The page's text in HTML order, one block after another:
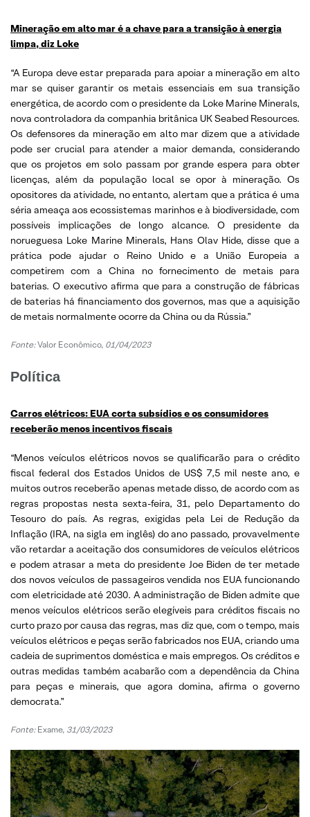
Mineração em alto mar é a chave para a transição à energia
limpa, diz Loke
“A Europa deve estar preparada para apoiar a mineração em alto
mar se quiser garantir os metais essenciais em sua transição
energética, de acordo com o presidente da Loke Marine Minerals,
nova controladora da companhia britânica UK Seabed Resources.
Os defensores da mineração em alto mar dizem que a atividade
pode ser crucial para atender a maior demanda, considerando
que os projetos em solo passam por grande espera para obter
licenças, além da população local se opor à mineração. Os
opositores da atividade, no entanto, alertam que a prática é uma
séria ameaça aos ecossistemas marinhos e à biodiversidade, com
possíveis implicações de longo alcance. O presidente da
norueguesa Loke Marine Minerals, Hans Olav Hide, disse que a
prática pode ajudar o Reino Unido e a União Europeia a
competirem com a China no fornecimento de metais para
baterias. O executivo afirma que para a construção de fábricas
de baterias há financiamento dos governos, mas que a aquisição
de metais normalmente ocorre da China ou da Rússia.”
Fonte:Valor Econômico, 01/04/2023
Política
Carros elétricos: EUA corta subsídios e os consumidores
receberão menos incentivos fiscais
“Menos veículos elétricos novos se qualificarão para o crédito
fiscal federal dos Estados Unidos de US$ 7,5 mil neste ano, e
muitos outros receberão apenas metade disso, de acordo com as
regras propostas nesta sexta-feira, 31, pelo Departamento do
Tesouro do país. As regras, exigidas pela Lei de Redução da
Inflação (IRA, na sigla em inglês) do ano passado, provavelmente
vão retardar a aceitação dos consumidores de veículos elétricos
e podem atrasar a meta do presidente Joe Biden de ter metade
dos novos veículos de passageiros vendida nos EUA funcionando
com eletricidade até 2030. A administração de Biden admite que
menos veículos elétricos serão elegíveis para créditos fiscais no
curto prazo por causa das regras, mas diz que, com o tempo, mais
veículos elétricos e peças serão fabricados nos EUA, criando uma
cadeia de suprimentos doméstica e mais empregos. Os créditos e
outras medidas também acabarão com a dependência da China
para peças e minerais, que agora domina, afirma o governo
democrata.”
Fonte: Exame, 31/03/2023